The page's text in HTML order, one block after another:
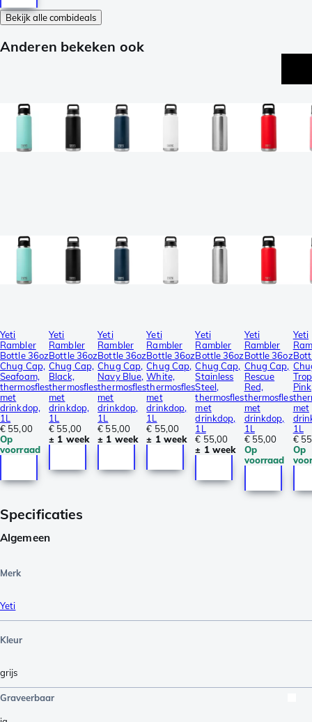
Bekijk alle combideals
Anderen bekeken ook
Yeti
Rambler
Bottle 36oz
Chug Cap,
Seafoam,
thermosfles
met
drinkdop,
1L
€ 55,00
Op
voorraad
Yeti
Rambler
Bottle 36oz
Chug Cap,
Black,
thermosfles
met
drinkdop,
1L
€ 55,00
± 1 week
Yeti
Rambler
Bottle 36oz
Chug Cap,
Navy Blue,
thermosfles
met
drinkdop,
1L
€ 55,00
± 1 week
Yeti
Rambler
Bottle 36oz
Chug Cap,
White,
thermosfles
met
drinkdop,
1L
€ 55,00
± 1 week
Yeti
Rambler
Bottle 36oz
Chug Cap,
Stainless
Steel,
thermosfles
met
drinkdop,
1L
€ 55,00
± 1 week
Yeti
Rambler
Bottle 36oz
Chug Cap,
Rescue
Red,
thermosfles
met
drinkdop,
1L
€ 55,00
Op
voorraad
Yeti
met
1L
€
Op
Specificaties
Algemeen
Merk
Yeti
Kleur
grijs
Graveerbaar